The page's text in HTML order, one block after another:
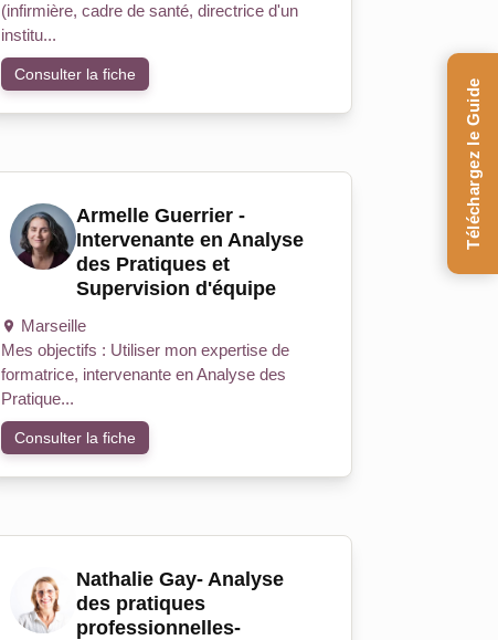
(infirmière, cadre de santé, directrice d'un
institu...
Consulter la fiche
Armelle Guerrier -
Intervenante en Analyse
des Pratiques et
Supervision d'équipe
Marseille
Mes objectifs : Utiliser mon expertise de
formatrice, intervenante en Analyse des
Pratique...
Consulter la fiche
Nathalie Gay- Analyse
des pratiques
professionnelles-
Téléchargez le Guide